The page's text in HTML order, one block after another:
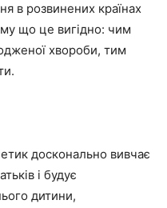
в розвинених країнах
що це вигідно: чим
хвороби, тим
досконально вивчає
і будує
дитини,